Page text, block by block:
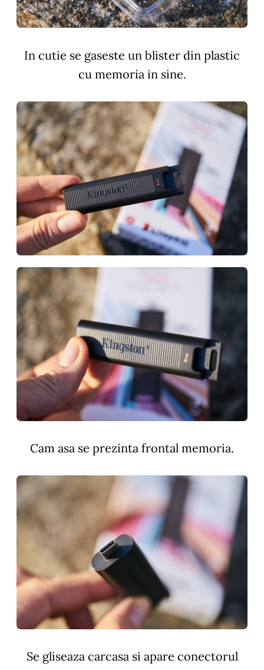
In cutie se gaseste un blister din plastic
cu memoria in sine.
Cam asa se prezinta frontal memoria.
Se gliseaza carcasa si apare conectorul